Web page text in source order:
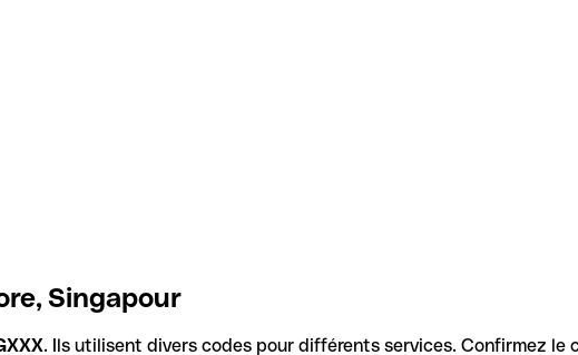
Singapour
. Ils utilisent divers codes pour différents services. Confirmez le